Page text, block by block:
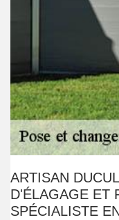
ARTISAN
D'ÉLAGAGE ET
SPÉCIALISTE